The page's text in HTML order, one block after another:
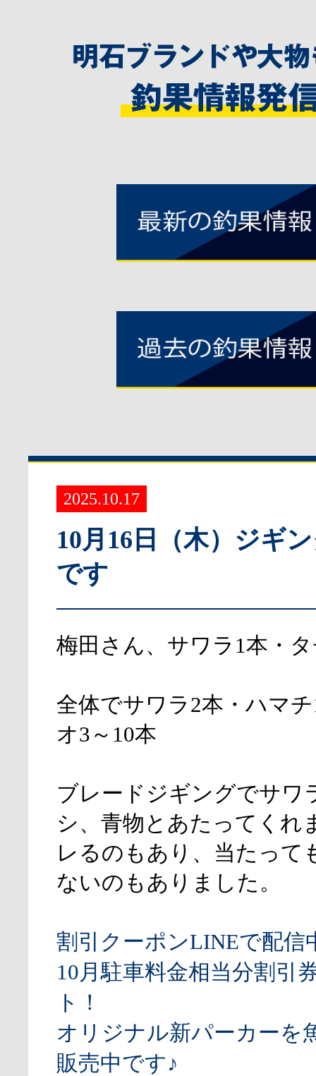
2025.10.17
10月16日（木）ジギ
です
梅田さん、サワラ1本・
全体でサワラ2本・ハマ
オ3～10本
ブレードジギングでサワ
シ、青物とあたってくれ
レるのもあり、当たって
ないのもありました。
割引クーポンLINEで配信
10月駐車料金相当分割引
ト！
オリジナル新パーカーを
販売中です♪